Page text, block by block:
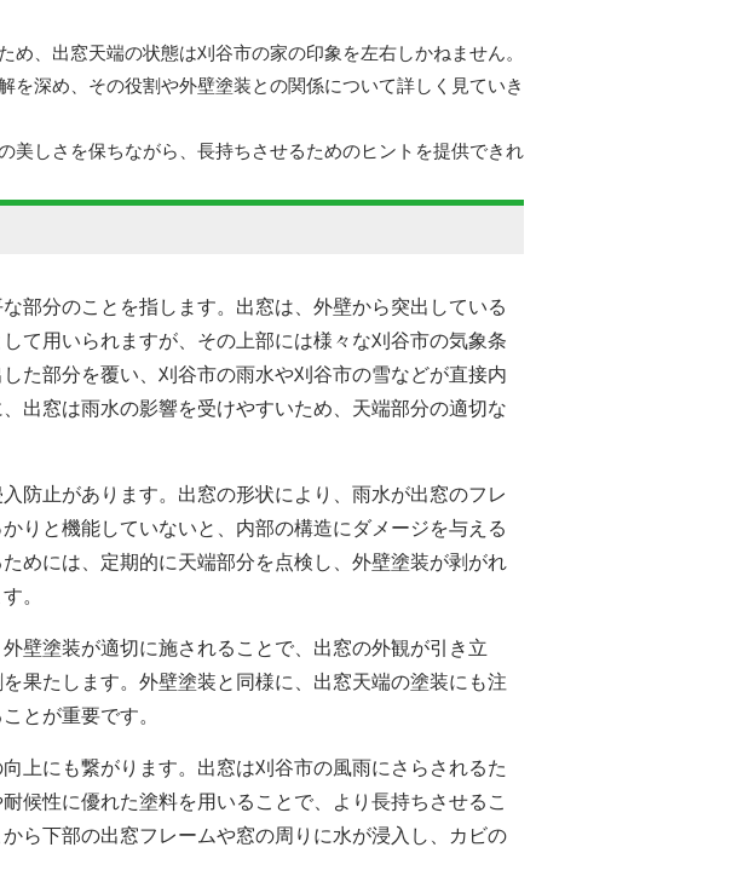
め、出窓天端の状態は刈谷市の家の印象を左右しかねません。
を深め、その役割や外壁塗装との関係について詳しく見ていき
美しさを保ちながら、長持ちさせるためのヒントを提供できれ
部分のことを指します。出窓は、外壁から突出している
て用いられますが、その上部には様々な刈谷市の気象条
た部分を覆い、刈谷市の雨水や刈谷市の雪などが直接内
出窓は雨水の影響を受けやすいため、天端部分の適切な
防止があります。出窓の形状により、雨水が出窓のフレ
りと機能していないと、内部の構造にダメージを与える
めには、定期的に天端部分を点検し、 外壁塗装が剥がれ
。
外壁塗装が適切に施されることで、出窓の外観が引き立
果たします。外壁塗装と同様に、出窓天端の塗装にも注
とが重要です。
上にも繋がります。出窓は刈谷市の風雨にさらされるた
候性に優れた塗料を用いることで、より長持ちさせるこ
ら下部の出窓フレームや窓の周りに水が浸入し、カビの